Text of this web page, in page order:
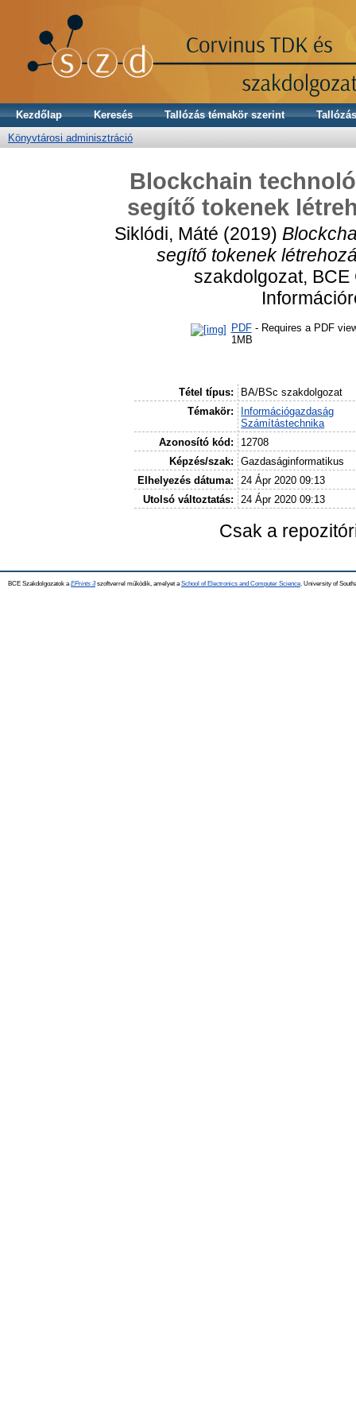
Kezdőlap Keresés Tallózás témakör szerint
Könyvtárosi adminisztráció
Blockchain
segítő tokenek
Siklódi, Máté (2019)
segítő tokenek
szakdolgozat,
PDF- Requires a PDF
1MB
Tétel típus:
BA/BSc szakdolgozat
Témakör:
Információgazdaság
Számítástechnika
Azonosító kód:
12708
Képzés/szak:
Gazdaságinformatikus
Elhelyezés dátuma:
24 Ápr 2020 09:13
Utolsó változtatás:
24 Ápr 2020 09:13
Csak a
BCE Szakdolgozatok a EPrints 3szoftverrel működik, amelyet a School of Electronics and Computer Science, University of